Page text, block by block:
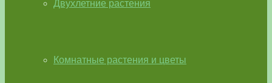
Двухлетние растения
Комнатные растения и цветы